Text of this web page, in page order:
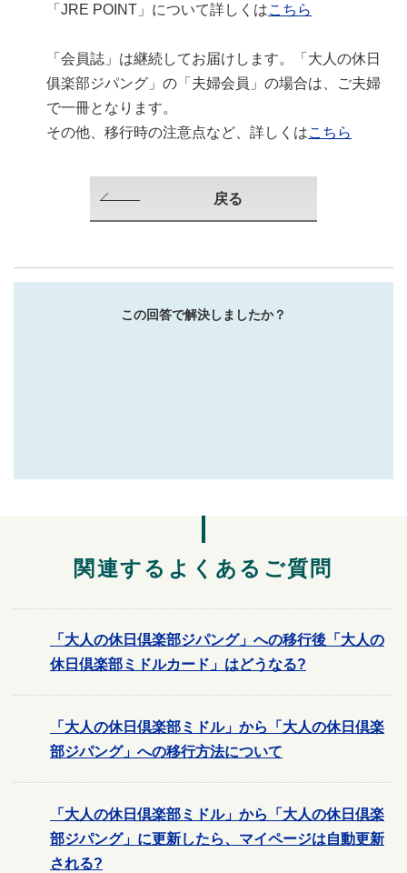
「JRE POINT」について詳しくはこちら
「会員誌」は継続してお届けします。「大人の休日
俱楽部ジパング」の「夫婦会員」の場合は、ご夫婦
で一冊となります。
その他、移行時の注意点など、詳しくはこちら
戻る
この回答で解決しましたか？
関連するよくあるご質問
「大人の休日倶楽部ジパング」への移行後「大人の
休日倶楽部ミドルカード」はどうなる?
「大人の休日倶楽部ミドル」から「大人の休日倶楽
部ジパング」への移行方法について
「大人の休日倶楽部ミドル」から「大人の休日倶楽
部ジパング」に更新したら、マイページは自動更新
される?